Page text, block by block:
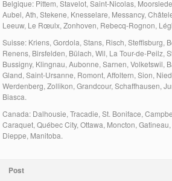
Belgique: Pittem, Stavelot, Saint-Nicolas,
Aubel, Ath, Stekene, Knesselare, Messancy,
Leeuw, Le Rœulx, Zonhoven, Rebecq-Rognon,
Suisse: Kriens, Gordola, Stans, Risch, Steffisburg,
Renens, Birsfelden, Bülach, Wil, La Tour-de-Peilz,
Bussigny, Klingnau, Aubonne, Sarnen, Volketswil,
Gland, Saint-Ursanne, Romont, Affoltern, Sion,
Werdenberg, Zollikon, Grandcour, Schaffhausen,
Biasca.
Canada: Dalhousie, Tracadie, St. Boniface,
Caraquet, Québec City, Ottawa, Moncton,
Dieppe, Manitoba.
Post